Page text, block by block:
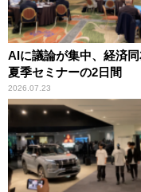
AIに議論が集中、経済
夏季セミナーの2日間
2026.07.23